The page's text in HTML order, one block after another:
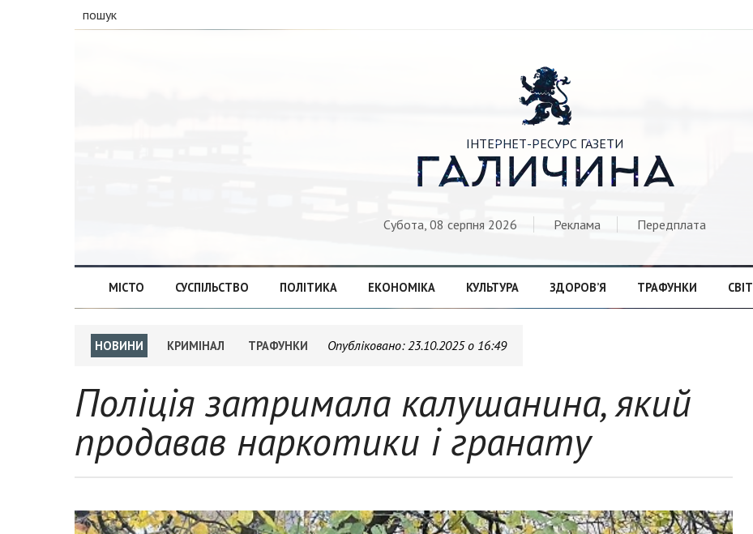
пошук

ІНТЕРНЕТ-РЕСУРС ГАЗЕТИ
ГАЛИЧИНА
Субота, 08 серпня 2026 Реклама Передплата
МІСТО СУСПІЛЬСТВО ПОЛІТИКА ЕКОНОМІКА КУЛЬТУРА ЗДОРОВ’Я ТРАФУНКИ СВІТ
НОВИНИ КРИМІНАЛ ТРАФУНКИ Опубліковано:23.10.2025 о 16:49
Поліція затримала калушанина, який
продавав наркотики і гранату